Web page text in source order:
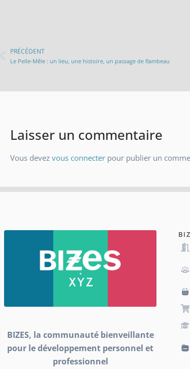
PRÉCÉDENT
Le Pelle-Mêle : un lieu, une histoire, un passage de flambeau
Laisser un commentaire
Vous devez vous connecterpour publier un
BIZES, la communauté bienveillante
pour le développement personnel et
professionnel